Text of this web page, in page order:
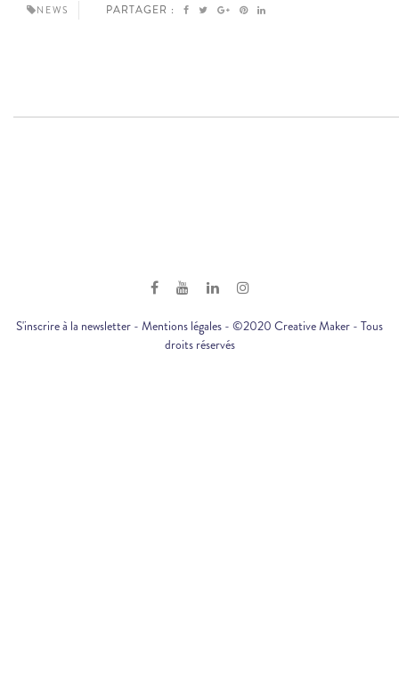
NEWS PARTAGER :
S'inscrire à la newsletter - Mentions légales - ©2020 Creative Maker - Tous
droits réservés